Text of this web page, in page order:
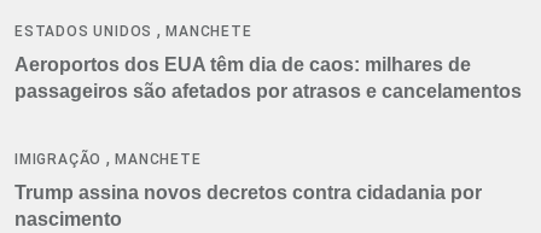
ESTADOS UNIDOS ,MANCHETE
Aeroportos dos EUA têm dia de caos: milhares de
passageiros são afetados por atrasos e cancelamentos
IMIGRAÇÃO ,MANCHETE
Trump assina novos decretos contra cidadania por
nascimento